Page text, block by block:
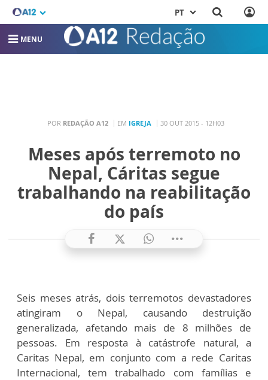
PT
MENU
POR REDAÇÃO A12 EM IGREJA 30 OUT 2015 - 12H03
Meses após terremoto no
Nepal, Cáritas segue
trabalhando na reabilitação
do país
Seis meses atrás, dois terremotos devastadores
atingiram o Nepal, causando destruição
generalizada, afetando mais de 8 milhões de
pessoas. Em resposta à catástrofe natural, a
Caritas Nepal, em conjunto com a rede Caritas
Internacional, tem trabalhado com famílias e